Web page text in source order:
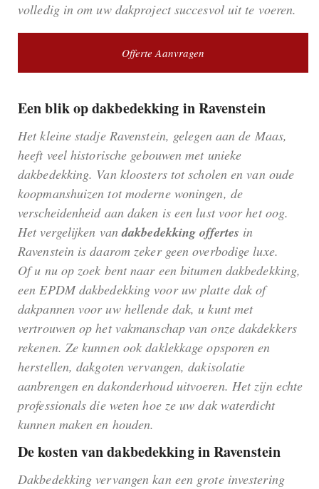
volledig in om uw dakproject succesvol uit te voeren.
Offerte Aanvragen
Een blik op dakbedekking in Ravenstein
Het kleine stadje Ravenstein, gelegen aan de Maas,
heeft veel historische gebouwen met unieke
dakbedekking. Van kloosters tot scholen en van oude
koopmanshuizen tot moderne woningen, de
verscheidenheid aan daken is een lust voor het oog.
Het vergelijken vandakbedekking offertes in
Ravenstein is daarom zeker geen overbodige luxe.
Of u nu op zoek bent naar een bitumen dakbedekking,
een EPDM dakbedekking voor uw platte dak of
dakpannen voor uw hellende dak, u kunt met
vertrouwen op het vakmanschap van onze dakdekkers
rekenen. Ze kunnen ook daklekkage opsporen en
herstellen, dakgoten vervangen, dakisolatie
aanbrengen en dakonderhoud uitvoeren. Het zijn echte
professionals die weten hoe ze uw dak waterdicht
kunnen maken en houden.
De kosten van dakbedekking in Ravenstein
Dakbedekking vervangen kan een grote investering